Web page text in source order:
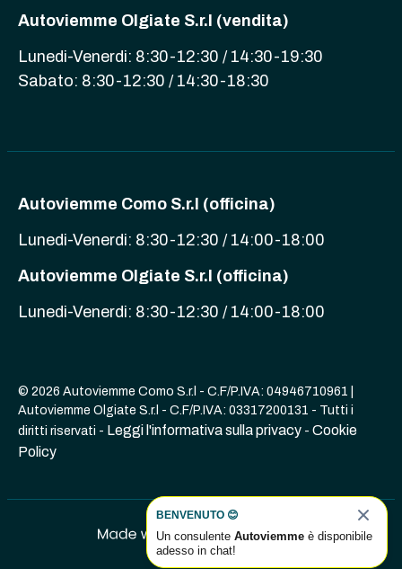
Autoviemme Olgiate S.r.l (vendita)
Lunedi-Venerdi: 8:30-12:30 / 14:30-19:30
Sabato: 8:30-12:30 / 14:30-18:30
Autoviemme Como S.r.l (officina)
Lunedi-Venerdi: 8:30-12:30 / 14:00-18:00
Autoviemme Olgiate S.r.l (officina)
Lunedi-Venerdi: 8:30-12:30 / 14:00-18:00
© 2026 Autoviemme Como S.r.l - C.F/P.IVA: 04946710961 |
Autoviemme Olgiate S.r.l - C.F/P.IVA: 03317200131 - Tutti i
diritti riservati - Leggi l'informativa sulla privacy - Cookie
Policy
BENVENUTO 😊
Un consulenteAutoviemme è disponibile
adesso in chat!